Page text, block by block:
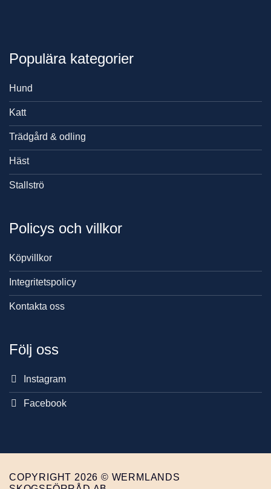
Populära kategorier
Hund
Katt
Trädgård & odling
Häst
Stallströ
Policys och villkor
Köpvillkor
Integritetspolicy
Kontakta oss
Följ oss
Instagram
Facebook
COPYRIGHT 2026 © WERMLANDS